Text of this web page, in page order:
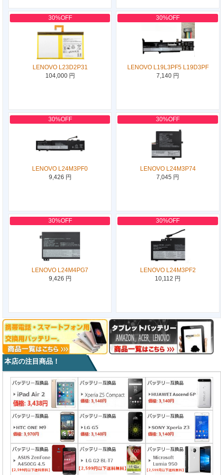
30%OFF
LENOVO L23D2P31
104,000 円
30%OFF
LENOVO L19L3PF5 L19D3PF
7,140 円
30%OFF
LENOVO L24M3PF0
9,426 円
30%OFF
LENOVO L24M3P74
7,045 円
30%OFF
LENOVO L24M4PG7
9,426 円
30%OFF
LENOVO L24M3PF2
10,112 円
本店の注目商品！